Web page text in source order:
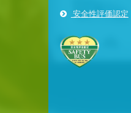
安全性評価認定